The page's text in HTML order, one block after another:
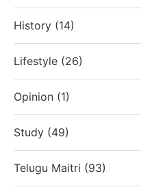
History (14)
Lifestyle (26)
Opinion (1)
Study (49)
Telugu Maitri (93)